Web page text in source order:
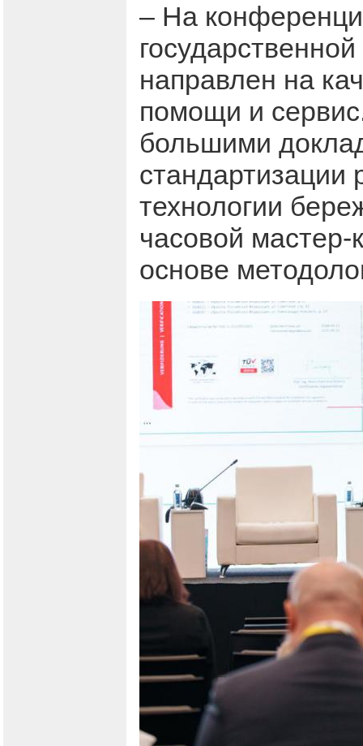
– На
направлен на
помощи и
большими
стандартизации
технологии
часовой
основе